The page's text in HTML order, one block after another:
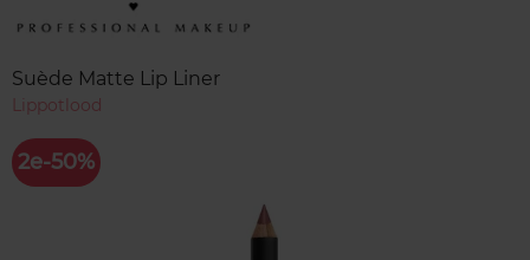
Suède Matte Lip Liner
Lippotlood
2e-50%